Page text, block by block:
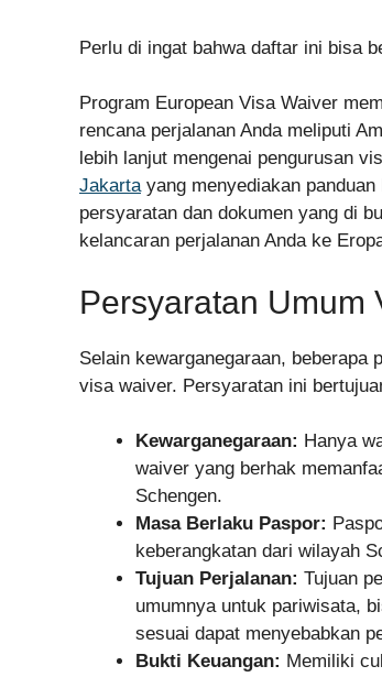
Perlu di ingat bahwa daftar ini bisa
Program European Visa Waiver
rencana perjalanan Anda meliputi
lebih lanjut mengenai pengurusan
Jakartayang menyediakan panduan
persyaratan dan dokumen yang di
kelancaran perjalanan Anda ke
Persyaratan Umum
Selain kewarganegaraan, beberapa
visa waiver. Persyaratan ini
Kewarganegaraan: Hanya
waiver yang berhak
Schengen.
Masa Berlaku Paspor:
keberangkatan dari wilayah
Tujuan Perjalanan: Tujuan
umumnya untuk pariwisata,
sesuai dapat menyebabkan
Bukti Keuangan: Memiliki